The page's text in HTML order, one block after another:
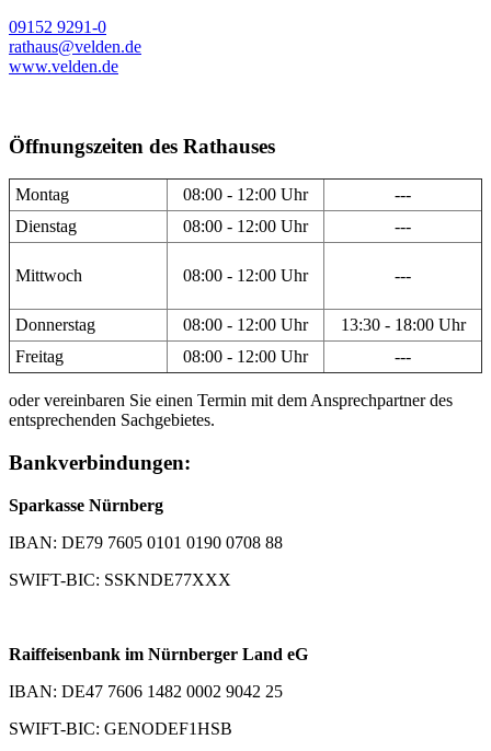
09152 9291-0
rathaus@velden.de
www.velden.de
Öffnungszeiten des Rathauses
Montag 08:00 - 12:00 Uhr
---
Dienstag
08:00 - 12:00 Uhr ---
Mittwoch 08:00 - 12:00 Uhr ---
Donnerstag 08:00 - 12:00 Uhr
13:30 - 18:00 Uhr
Freitag
08:00 - 12:00 Uhr ---
oder vereinbaren Sie einen Termin mit dem Ansprechpartner des
entsprechenden Sachgebietes.
Bankverbindungen:
Sparkasse Nürnberg
IBAN: DE79 7605 0101 0190 0708 88
SWIFT-BIC: SSKNDE77XXX
Raiffeisenbank im Nürnberger Land eG
IBAN: DE47 7606 1482 0002 9042 25
SWIFT-BIC: GENODEF1HSB